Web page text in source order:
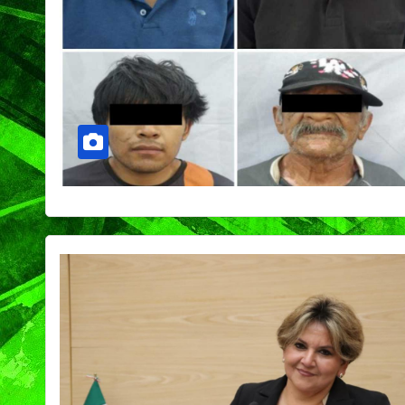
PORTADA TENDENCIA VIDA │ ESTILO